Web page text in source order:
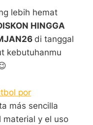
lebih hemat
HINGGA
di tanggal
kebutuhanmu
por
más sencilla
material y el uso